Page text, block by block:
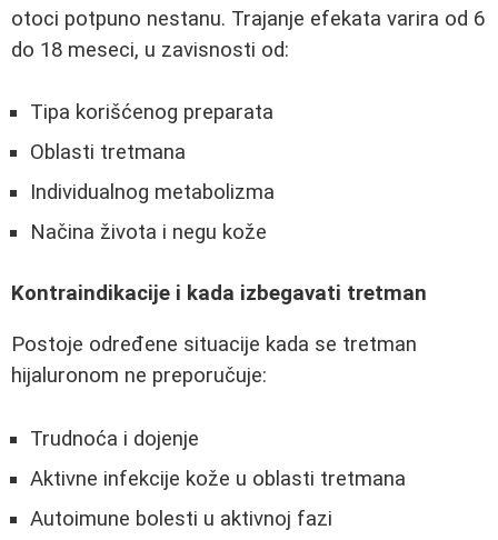
otoci potpuno nestanu. Trajanje efekata varira od 6
do 18 meseci, u zavisnosti od:
Tipa korišćenog preparata
Oblasti tretmana
Individualnog metabolizma
Načina života i negu kože
Kontraindikacije i kada izbegavati tretman
Postoje određene situacije kada se tretman
hijaluronom ne preporučuje:
Trudnoća i dojenje
Aktivne infekcije kože u oblasti tretmana
Autoimune bolesti u aktivnoj fazi